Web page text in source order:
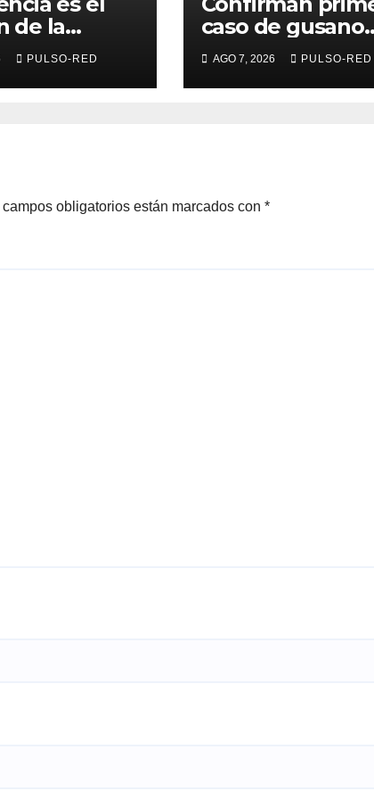
de la
Rector
PULSO-RED
caso de gusano
barrenador en
humano en
Tlaxcala
AGO 7, 2026 PULSO-RED
campos obligatorios están marcados con *